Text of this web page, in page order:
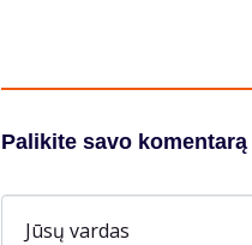
Palikite savo komentarą
Jūsų vardas